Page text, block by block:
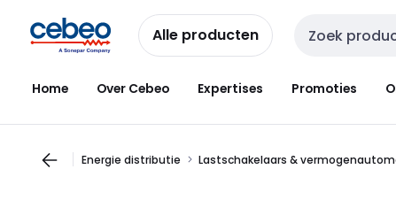
naar
navigatie
naar
inhoud
Alle producten Zoekveld invoer
Home Over Cebeo Expertises Promoties
Energie distributie Lastschakelaars &